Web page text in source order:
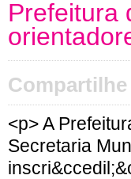
Prefeitura
Compartilhe
<p> A
Secretaria